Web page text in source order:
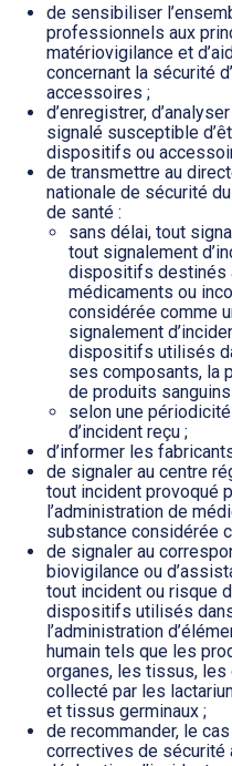
de sensibiliser
professionnels aux
matériovigilance et
concernant la sécurité
accessoires ;
d’enregistrer,
signalé susceptible
dispositifs ou
de transmettre au
nationale de sécurité
de santé :
sans délai, tout
tout signalement
dispositifs destinés
médicaments ou
considérée comme
signalement
dispositifs utilisés
ses composants, la
de produits
selon une
d’incident reçu ;
d’informer les
de signaler au centre
tout incident provoqué
l’administration de
substance considérée
de signaler au
biovigilance ou
tout incident ou risque
dispositifs utilisés
l’administration
humain tels que les
organes, les tissus,
collecté par les
et tissus germinaux ;
de recommander, le
correctives de sécurité